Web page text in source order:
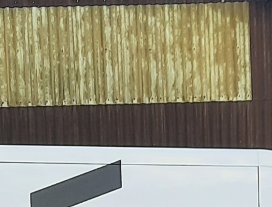
FULL-REUENTHAL
Die 5. und 6. Klasse aus Leibstadt / Full-
Reuenthal haben bei Kanal K vier Hörspiele
realisiert. Sie haben uns in Aarau besucht
und mit voller Konzentration ihre
Geschichten entwickelt. Viel Fantasie und
diesem Tag. In den Stücken geht es unter
anderem um Drogen, Depressionen, eine
Töffligang und ein Baby, das aus dem
Fenster fliegt und gerettet wird. Nicht zu